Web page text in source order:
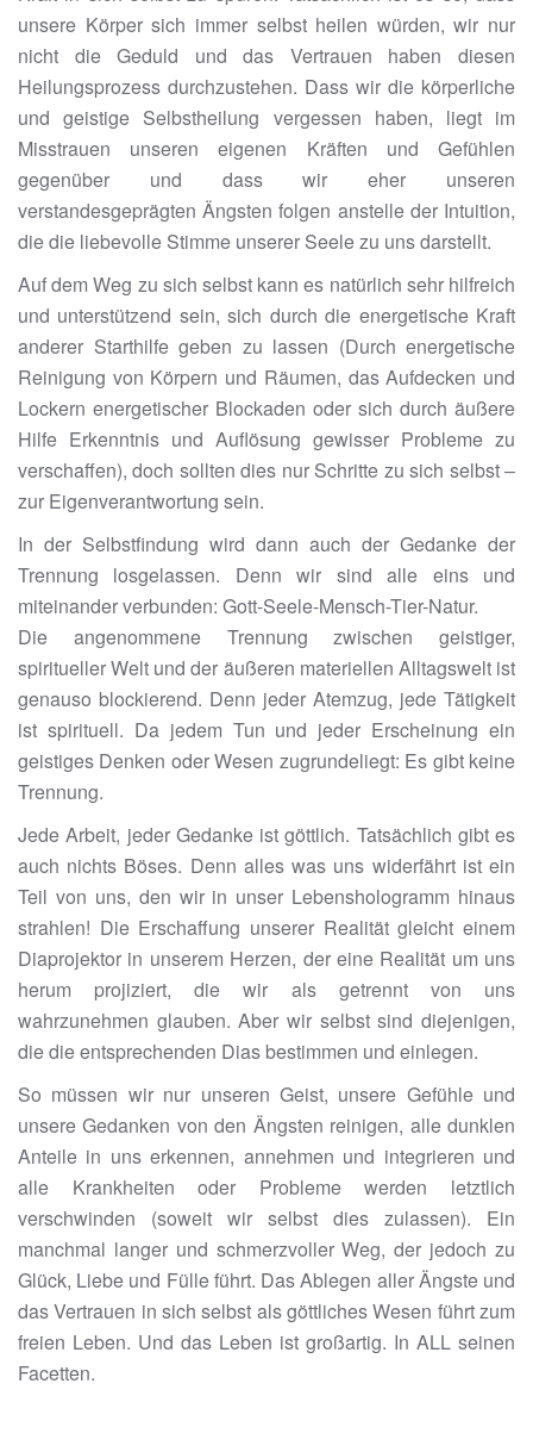
unsere Körper sich immer selbst heilen würden, wir nur
nicht die Geduld und das Vertrauen haben diesen
Heilungsprozess durchzustehen. Dass wir die körperliche
und geistige Selbstheilung vergessen haben, liegt im
Misstrauen unseren eigenen Kräften und Gefühlen
gegenüber und dass wir eher unseren
verstandesgeprägten Ängsten folgen anstelle der Intuition,
die die liebevolle Stimme unserer Seele zu uns darstellt.
Auf dem Weg zu sich selbst kann es natürlich sehr hilfreich
und unterstützend sein, sich durch die energetische Kraft
anderer Starthilfe geben zu lassen (Durch energetische
Reinigung von Körpern und Räumen, das Aufdecken und
Lockern energetischer Blockaden oder sich durch äußere
Hilfe Erkenntnis und Auflösung gewisser Probleme zu
verschaffen), doch sollten dies nur Schritte zu sich selbst –
zur Eigenverantwortung sein.
In der Selbstfindung wird dann auch der Gedanke der
Trennung losgelassen. Denn wir sind alle eins und
miteinander verbunden: Gott-Seele-Mensch-Tier-Natur.
Die angenommene Trennung zwischen geistiger,
spiritueller Welt und der äußeren materiellen Alltagswelt ist
genauso blockierend. Denn jeder Atemzug, jede Tätigkeit
ist spirituell. Da jedem Tun und jeder Erscheinung ein
geistiges Denken oder Wesen zugrundeliegt: Es gibt keine
Trennung.
Jede Arbeit, jeder Gedanke ist göttlich. Tatsächlich gibt es
auch nichts Böses. Denn alles was uns widerfährt ist ein
Teil von uns, den wir in unser Lebenshologramm hinaus
strahlen! Die Erschaffung unserer Realität gleicht einem
Diaprojektor in unserem Herzen, der eine Realität um uns
herum projiziert, die wir als getrennt von uns
wahrzunehmen glauben. Aber wir selbst sind diejenigen,
die die entsprechenden Dias bestimmen und einlegen.
So müssen wir nur unseren Geist, unsere Gefühle und
unsere Gedanken von den Ängsten reinigen, alle dunklen
Anteile in uns erkennen, annehmen und integrieren und
alle Krankheiten oder Probleme werden letztlich
verschwinden (soweit wir selbst dies zulassen). Ein
manchmal langer und schmerzvoller Weg, der jedoch zu
Glück, Liebe und Fülle führt. Das Ablegen aller Ängste und
das Vertrauen in sich selbst als göttliches Wesen führt zum
freien Leben. Und das Leben ist großartig. In ALL seinen
Facetten.